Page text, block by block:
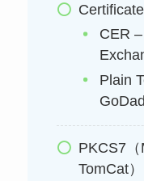
CER
Plain
PKCS7（
TomCat）